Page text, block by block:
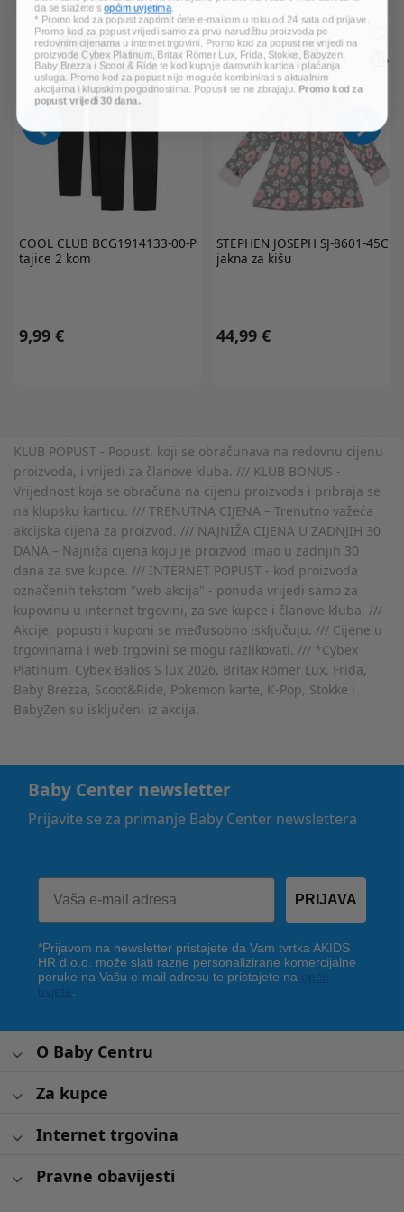
COOL CLUB BCG1914133-00-P
tajice 2 kom
9,99 €
STEPHEN JOSEPH SJ-8601-45C
jakna za kišu
44,99 €
KLUB POPUST - Popust, koji se obračunava na redovnu cijenu
proizvoda, i vrijedi za članove kluba. /// KLUB BONUS -
Vrijednost koja se obračuna na cijenu proizvoda i pribraja se
na klupsku karticu. /// TRENUTNA CIJENA – Trenutno važeća
akcijska cijena za proizvod. /// NAJNIŽA CIJENA U ZADNJIH 30
DANA – Najniža cijena koju je proizvod imao u zadnjih 30
dana za sve kupce. /// INTERNET POPUST - kod proizvoda
označenih tekstom "web akcija" - ponuda vrijedi samo za
kupovinu u internet trgovini, za sve kupce i članove kluba. ///
Akcije, popusti i kuponi se međusobno isključuju. /// Cijene u
trgovinama i web trgovini se mogu razlikovati. /// *Cybex
Platinum, Cybex Balios S lux 2026, Britax Römer Lux, Frida,
Baby Brezza, Scoot&Ride, Pokemon karte, K-Pop, Stokke i
BabyZen su isključeni iz akcija.
Baby Center newsletter
Prijavite se za primanje Baby Center newslettera
PRIJAVA
*Prijavom na newsletter pristajete da Vam tvrtka AKIDS
HR d.o.o. može slati razne personalizirane komercijalne
poruke na Vašu e-mail adresu te pristajete na
O Baby Centru
Za kupce
Internet trgovina
Pravne obavijesti
da se slažete sopćim uvjetima.
* Promo kod za popust zaprimit ćete e-mailom u roku od 24 sata od prijave.
Promo kod za popust vrijedi samo za prvu narudžbu proizvoda po
redovnim cijenama u internet trgovini. Promo kod za popust ne vrijedi na
proizvode Cybex Platinum, Britax Römer Lux, Frida, Stokke, Babyzen,
Baby Brezza i Scoot & Ride te kod kupnje darovnih kartica i plaćanja
usluga. Promo kod za popust nije moguće kombinirati s aktualnim
akcijama i klupskim pogodnostima. Popusti se ne zbrajaju. Promo kod za
popust vrijedi 30 dana.